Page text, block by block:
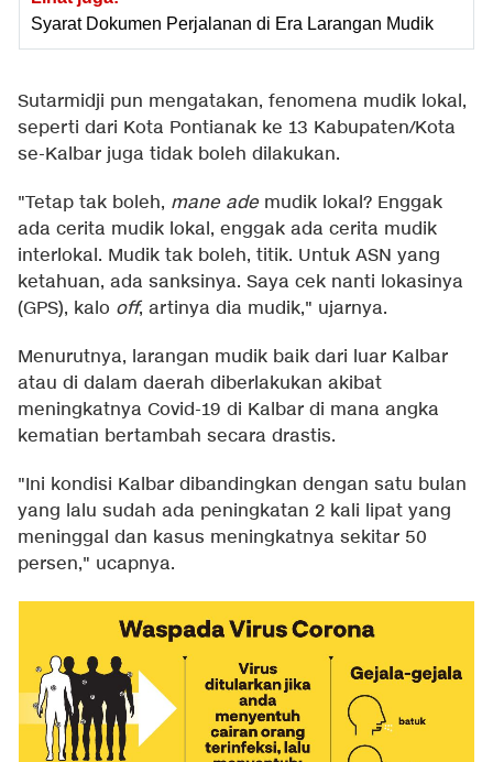
Syarat Dokumen Perjalanan di Era Larangan Mudik
Sutarmidji pun mengatakan, fenomena mudik lokal,
seperti dari Kota Pontianak ke 13 Kabupaten/Kota
se-Kalbar juga tidak boleh dilakukan.
"Tetap tak boleh, mane ade mudik lokal? Enggak
ada cerita mudik lokal, enggak ada cerita mudik
interlokal. Mudik tak boleh, titik. Untuk ASN yang
ketahuan, ada sanksinya. Saya cek nanti lokasinya
(GPS), kalo off, artinya dia mudik," ujarnya.
Menurutnya, larangan mudik baik dari luar Kalbar
atau di dalam daerah diberlakukan akibat
meningkatnya Covid-19 di Kalbar di mana angka
kematian bertambah secara drastis.
"Ini kondisi Kalbar dibandingkan dengan satu bulan
yang lalu sudah ada peningkatan 2 kali lipat yang
meninggal dan kasus meningkatnya sekitar 50
persen," ucapnya.